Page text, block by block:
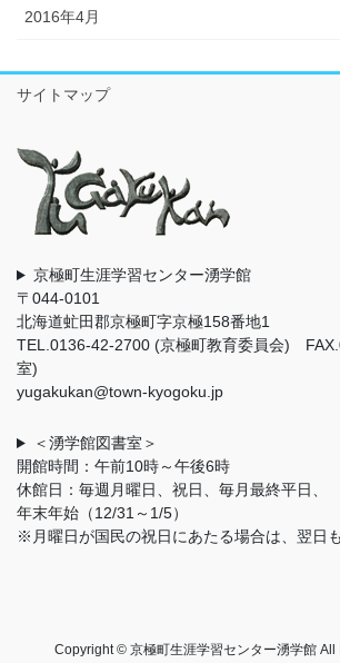
2016年4月
サイトマップ
京極町生涯学習センター湧学館
〒044-0101
北海道虻田郡京極町字京極158番地1
TEL.0136-42-2700 (京極町教育委員会)
室)
yugakukan@town-kyogoku.jp
＜湧学館図書室＞
開館時間：午前10時～午後6時
休館日：毎週月曜日、祝日、毎月最終平日、
年末年始（12/31～1/5）
※月曜日が国民の祝日にあたる場合は、翌日
Copyright © 京極町生涯学習センター湧学館